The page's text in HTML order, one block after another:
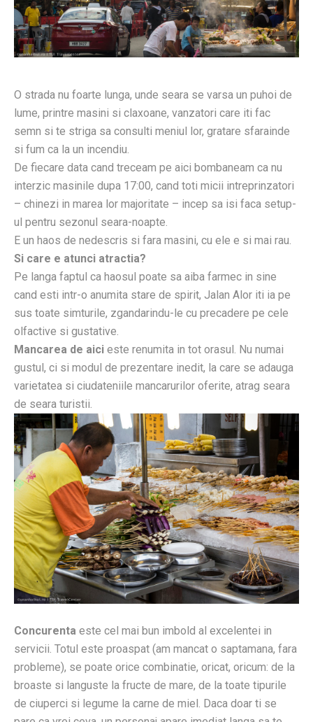
O strada nu foarte lunga, unde seara se varsa un puhoi de
lume, printre masini si claxoane, vanzatori care iti fac
semn si te striga sa consulti meniul lor, gratare sfarainde
si fum ca la un incendiu.
De fiecare data cand treceam pe aici bombaneam ca nu
interzic masinile dupa 17:00, cand toti micii intreprinzatori
– chinezi in marea lor majoritate – incep sa isi faca setup-
ul pentru sezonul seara-noapte.
E un haos de nedescris si fara masini, cu ele e si mai rau.
Si care e atunci atractia?
Pe langa faptul ca haosul poate sa aiba farmec in sine
cand esti intr-o anumita stare de spirit, Jalan Alor iti ia pe
sus toate simturile, zgandarindu-le cu precadere pe cele
olfactive si gustative.
Mancarea de aici este renumita in tot orasul. Nu numai
gustul, ci si modul de prezentare inedit, la care se adauga
varietatea si ciudateniile mancarurilor oferite, atrag seara
de seara turistii.
Concurenta este cel mai bun imbold al excelentei in
servicii. Totul este proaspat (am mancat o saptamana, fara
probleme), se poate orice combinatie, oricat, oricum: de la
broaste si languste la fructe de mare, de la toate tipurile
de ciuperci si legume la carne de miel. Daca doar ti se